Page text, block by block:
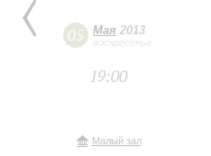
05 Мая 2013
воскресенье
19:00
Малый зал